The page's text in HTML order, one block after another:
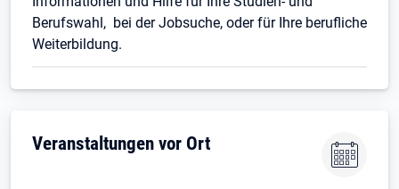
Berufswahl, bei der Jobsuche, oder für Ihre berufliche
Weiterbildung.
Veranstaltungen vor Ort